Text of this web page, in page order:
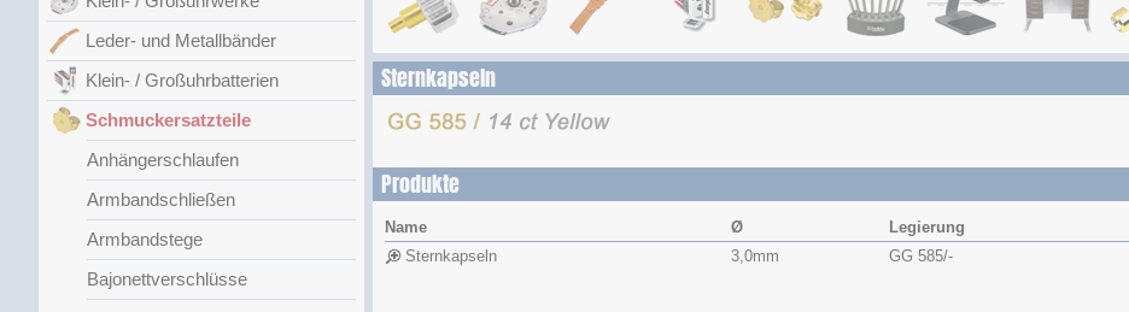
Leder- und Metallbänder
Klein- / Großuhrbatterien
Schmuckersatzteile
Anhängerschlaufen
Armbandschließen
Armbandstege
Bajonettverschlüsse
Sternkapseln
Produkte
Name Ø Legierung
Sternkapseln
3,0mm GG 585/-